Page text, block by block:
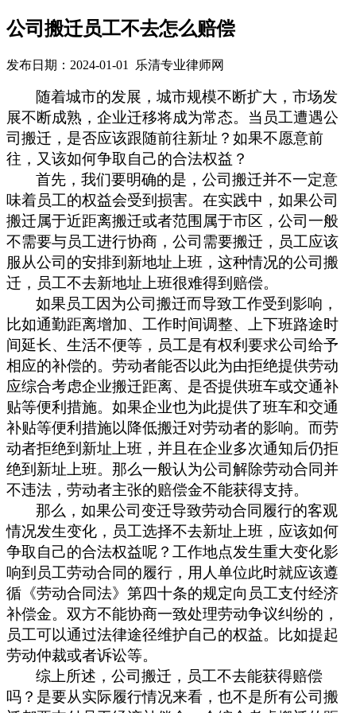
公司搬迁员工不去怎么赔偿
发布日期：2024-01-01 乐清专业律师网
随着城市的发展，城市规模不断扩大，市场发
展不断成熟，企业迁移将成为常态。当员工遭遇公
司搬迁，是否应该跟随前往新址？如果不愿意前
往，又该如何争取自己的合法权益？
首先，我们要明确的是，公司搬迁并不一定意
味着员工的权益会受到损害。 在实践中，如果公司
搬迁属于近距离搬迁或者范围属于市区，公司一般
不需要与员工进行协商，公司需要搬迁，员工应该
服从公司的安排到新地址上班，这种情况的公司搬
迁，员工不去新地址上班很难得到赔偿。
如果员工因为公司搬迁而导致工作受到影响，
比如通勤距离增加、工作时间调整、
上下班路途时
间延长、生活不便等，员工是有权利要求公司给予
相应的补偿的。劳动者能否以此为由拒绝提供劳动
应综合考虑企业搬迁距离、是否提供班车或交通补
贴等便利措施。 如果企业也为此提供了班车和交通
补贴等便利措施以降低搬迁对劳动者的影响。 而劳
动者拒绝到新址上班，并且在企业多次通知后仍拒
绝到新址上班。 那么一般认为公司解除劳动合同并
不违法，劳动者主张的赔偿金不能获得支持。
那么，如果公司变迁导致劳动合同履行的客观
情况发生变化， 员工选择不去新址 上班 ，应该如何
争取自己的合法权益呢？工作地点发生重大变化影
响到员工劳动合同的履行， 用人单位此时就应该遵
循《劳动合同法》第四十条的规定向员工支付经济
补偿金。双方不能协商一致处理劳动争议纠纷的 ，
员工可以通过法律途径维护自己的权益。比如提起
劳动仲裁或者诉讼等。
综上所述，公司搬迁，员工不去能获得赔偿
吗？是要从实际履行情况来看，也不是所有公司搬